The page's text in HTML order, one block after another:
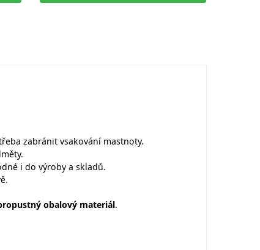
zabránit vsakování mastnoty.
i do výroby a skladů.
obalový materiál.